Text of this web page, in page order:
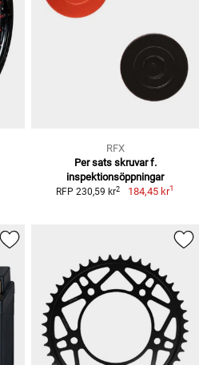
RFX
Per sats skruvar f.
inspektionsöppningar
RFP 230,59 kr2 184,45 kr1